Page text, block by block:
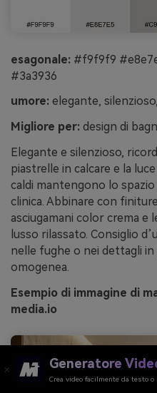
esagonale: #f9f9f9
#3a3936
umore: elegante,
Migliore per: design di
Elegante e silenzioso,
piastrelle in calcare e la
caldi mantengono lo
clinica. Abbinare con
asciugamani color crema e
lusso rilassato. Consiglio
nelle fughe o nei dettagli
omogenea.
Esempio di immagine di
media.io
Generatore
Crea video facilmente da testo o